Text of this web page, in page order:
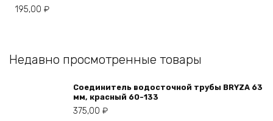
195,00 ₽
Недавно просмотренные товары
Соединитель водосточной трубы BRYZA 63
мм, краcный 60-133
375,00 ₽